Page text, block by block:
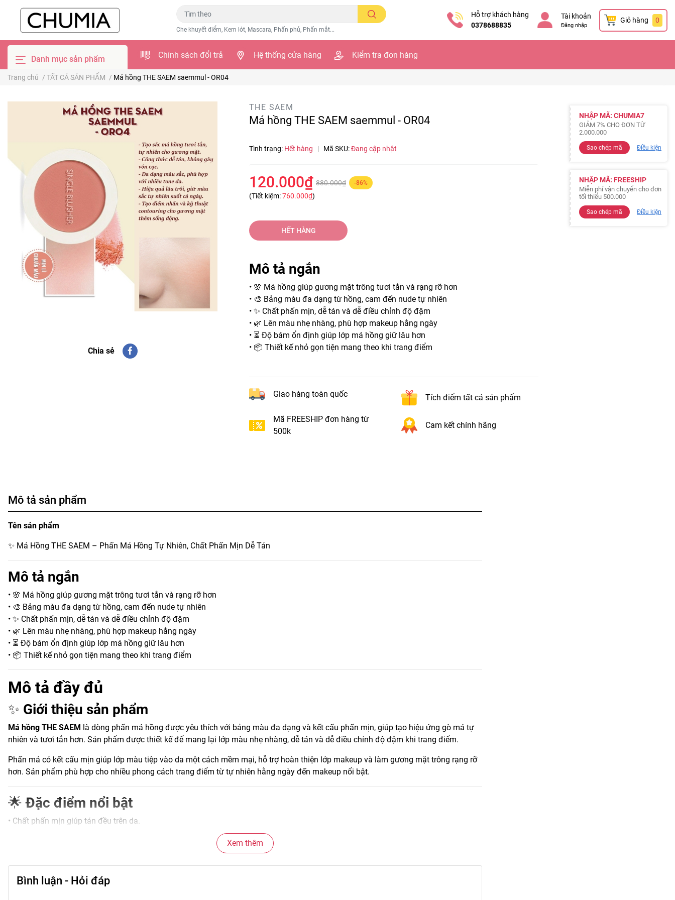
Che khuyết điểm, Kem lót, Mascara, Phấn phủ, Phấn mắt...
Hỗ trợ khách hàng
0378688835
Tài khoản
Đăng nhập
Giỏ hàng 0
Danh mục sản phẩm Chính sách đổi trả Hệ thống cửa hàng Kiểm tra đơn hàng
Trang chủ / TẤT CẢ SẢN PHẨM / Má hồng THE SAEM saemmul - OR04
Chia sẻ
THE SAEM
Má hồng THE SAEM saemmul - OR04
Tình trạng: Hết hàng | Mã SKU:Đang cập nhật
120.000₫ 880.000₫ -86%
(Tiết kiệm:760.000₫)
HẾT HÀNG
Mô tả ngắn
• 🌸 Má hồng giúp gương mặt trông tươi tắn và rạng rỡ hơn
• 🎨 Bảng màu đa dạng từ hồng, cam đến nude tự nhiên
• ✨ Chất phấn mịn, dễ tán và dễ điều chỉnh độ đậm
• 🌿 Lên màu nhẹ nhàng, phù hợp makeup hằng ngày
• ⏳ Độ bám ổn định giúp lớp má hồng giữ lâu hơn
• 📦 Thiết kế nhỏ gọn tiện mang theo khi trang điểm
Giao hàng toàn quốc Tích điểm tất cả sản phẩm
Mã FREESHIP đơn hàng từ
500k
Cam kết chính hãng
NHẬP MÃ: CHUMIA7
GIẢM 7% CHO ĐƠN TỪ
2.000.000
Sao chép mã Điều kiện
NHẬP MÃ: FREESHIP
Miễn phí vận chuyển cho đơn
tối thiểu 500.000
Sao chép mã Điều kiện
Mô tả sản phẩm
Tên sản phẩm
✨ Má Hồng THE SAEM – Phấn Má Hồng Tự Nhiên, Chất Phấn Mịn Dễ Tán
Mô tả ngắn
• 🌸 Má hồng giúp gương mặt trông tươi tắn và rạng rỡ hơn
• 🎨 Bảng màu đa dạng từ hồng, cam đến nude tự nhiên
• ✨ Chất phấn mịn, dễ tán và dễ điều chỉnh độ đậm
• 🌿 Lên màu nhẹ nhàng, phù hợp makeup hằng ngày
• ⏳ Độ bám ổn định giúp lớp má hồng giữ lâu hơn
• 📦 Thiết kế nhỏ gọn tiện mang theo khi trang điểm
Mô tả đầy đủ
✨ Giới thiệu sản phẩm
Má hồng THE SAEM là dòng phấn má hồng được yêu thích với bảng màu đa dạng và kết cấu phấn mịn, giúp tạo hiệu ứng gò má tự
nhiên và tươi tắn hơn. Sản phẩm được thiết kế để mang lại lớp màu nhẹ nhàng, dễ tán và dễ điều chỉnh độ đậm khi trang điểm.
Phấn má có kết cấu mịn giúp lớp màu tiệp vào da một cách mềm mại, hỗ trợ hoàn thiện lớp makeup và làm gương mặt trông rạng rỡ
hơn. Sản phẩm phù hợp cho nhiều phong cách trang điểm từ tự nhiên hằng ngày đến makeup nổi bật.
🌟Đặc điểm nổi bật
• Chất phấn mịn giúp tán đều trên da.
• Thiết kế nhỏ gọn dễ mang theo.
Xem thêm
Bình luận - Hỏi đáp